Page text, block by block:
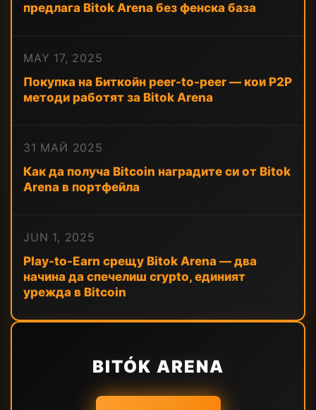
предлага Bitok Arena без фенска база
MAY 17, 2025
Покупка на Биткойн peer-to-peer — кои P2P
методи работят за Bitok Arena
31 МАЙ 2025
Как да получа Bitcoin наградите си от Bitok
Arena в портфейла
JUN 1, 2025
Play-to-Earn срещу Bitok Arena — два
начина да спечелиш crypto, единият
урежда в Bitcoin
BITÓK ARENA